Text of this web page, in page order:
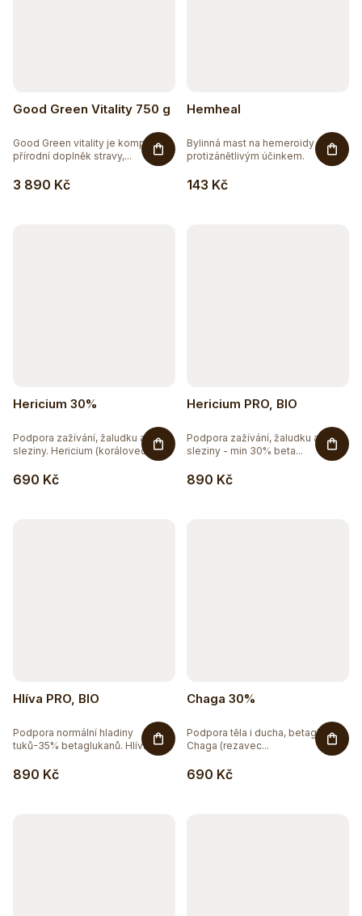
Good Green Vitality 750 g
3 890 Kč
Good Green vitality je komplexní
přírodní doplněk stravy,...
Hemheal
143 Kč
Bylinná mast na hemeroidy s
protizánětlivým účinkem.
Hericium 30%
690 Kč
Podpora zažívání, žaludku a
sleziny. Hericium (korálovec...
Hericium PRO, BIO
890 Kč
Podpora zažívání, žaludku a
sleziny - min 30% beta...
Hlíva PRO, BIO
890 Kč
Podpora normální hladiny
tuků-35% betaglukanů. Hlíva...
Chaga 30%
690 Kč
Podpora těla i ducha, betaglukany
Chaga (rezavec...